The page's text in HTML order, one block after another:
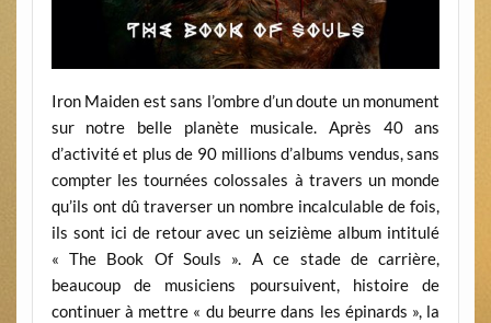
Iron Maiden est sans l’ombre d’un doute un monument
sur notre belle planète musicale. Après 40 ans
d’activité et plus de 90 millions d’albums vendus, sans
compter les tournées colossales à travers un monde
qu’ils ont dû traverser un nombre incalculable de fois,
ils sont ici de retour avec un seizième album intitulé
« The Book Of Souls ». A ce stade de carrière,
beaucoup de musiciens poursuivent, histoire de
continuer à mettre « du beurre dans les épinards », la